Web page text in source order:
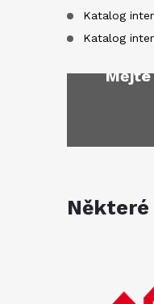
Katalog
Katalog
Mějte
Některé